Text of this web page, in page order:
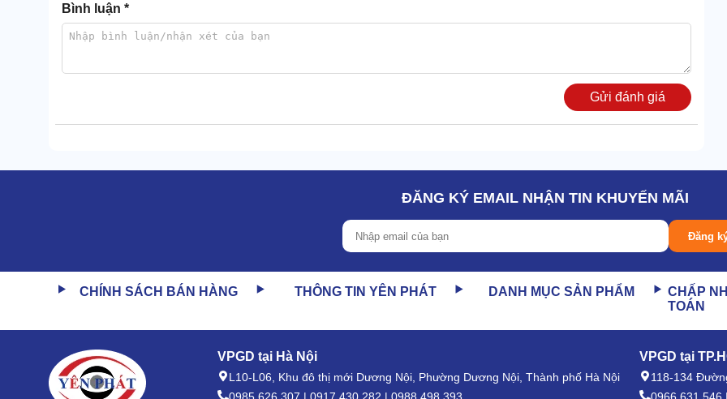
này được nhiều người ưa chuộng hơn. Tận dụng được tối đa
vị trí gọn đẹp hơn.
Bình luận *
Gửi đánh giá
ĐĂNG KÝ EMAIL NHẬN TIN KHUYẾN MÃI
Đăng
CHÍNH SÁCH BÁN HÀNG THÔNG TIN YÊN PHÁT DANH MỤC SẢN PHẨM
CHẤP
TOÁN
VPGD tại Hà Nội
L10-L06, Khu đô thị mới Dương Nội, Phường Dương Nội, Thành phố Hà Nội
VPGD tại
118-134